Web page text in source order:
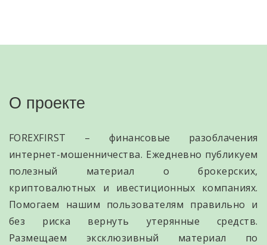
О проекте
FOREXFIRST – финансовые разоблачения
интернет-мошенничества. Ежедневно публикуем
полезный материал о брокерских,
криптовалютных и ивестиционных компаниях.
Помогаем нашим пользователям правильно и
без риска вернуть утерянные средств.
Размещаем эксклюзивный материал по